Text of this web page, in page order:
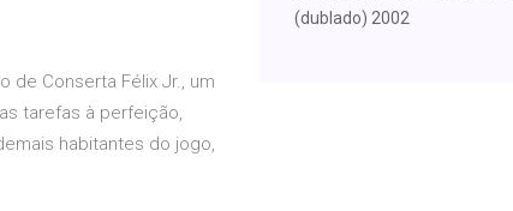
de Conserta Félix Jr., um
tarefas à perfeição,
habitantes do jogo,
(dublado) 2002